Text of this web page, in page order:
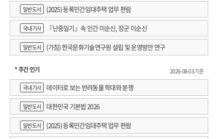
일반도서 (2025) 등록민간임대주택 업무 편람
국내기사 『난중일기』속 인간 이순신, 장군 이순신
일반도서 (가칭) 한국문화기술연구원 설립 및 운영방안 연구
* 주간 인기
2026-08-03 기준
국내기사
데이터로 보는 반려동물 학대와 분쟁
일반도서 대한민국 기본법 2026
일반도서 (2025) 등록민간임대주택 업무 편람